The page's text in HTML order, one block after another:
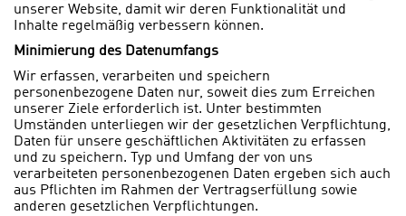
unserer Website, damit wir deren Funktionalität und
Inhalte regelmäßig verbessern können.
Minimierung des Datenumfangs
Wir erfassen, verarbeiten und speichern
personenbezogene Daten nur, soweit dies zum Erreichen
unserer Ziele erforderlich ist. Unter bestimmten
Umständen unterliegen wir der gesetzlichen Verpflichtung,
Daten für unsere geschäftlichen Aktivitäten zu erfassen
und zu speichern. Typ und Umfang der von uns
verarbeiteten personenbezogenen Daten ergeben sich auch
aus Pflichten im Rahmen der Vertragserfüllung sowie
anderen gesetzlichen Verpflichtungen.